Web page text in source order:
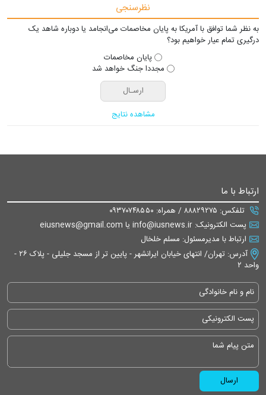
نظرسنجی
به نظر شما توافق با آمریکا به پایان مخاصمات می‌انجامد یا دوباره شاهد یک
درگیری تمام عیار خواهیم بود؟
پایان مخاصمات
مجددا جنگ خواهد شد
مشاهده نتایج
ارتباط با ما
تلفکس: ۸۸۸۲۹۲۷۵ / همراه: ۰۹۳۷۰۷۴۸۵۵۰
پست الکترونیک: info@iusnews.ir یا eiusnews@gmail.com
ارتباط با مدیرمسئول: مسلم خلخال
آدرس: تهران/ انتهای خیابان ایرانشهر - پایین تر از مسجد جلیلی - پلاک ۲۶ -
واحد ۲